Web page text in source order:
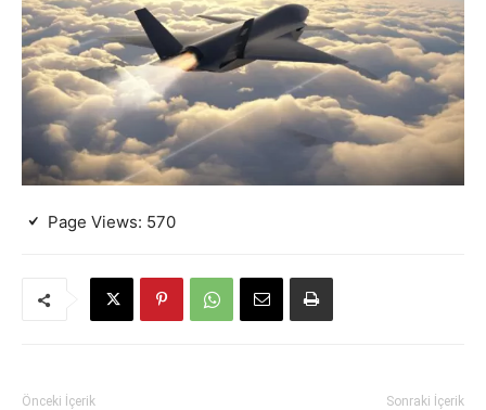
Page Views: 570
Önceki İçerik Sonraki İçerik